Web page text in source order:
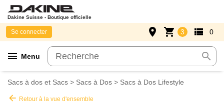
Dakine Suisse - Boutique officielle
menu Menu search
Se connecter place shopping_cart 3 view_list 0
Sacs à dos et Sacs > Sacs à Dos > Sacs à Dos Lifestyle
arrow_back Retour à la vue d'ensemble